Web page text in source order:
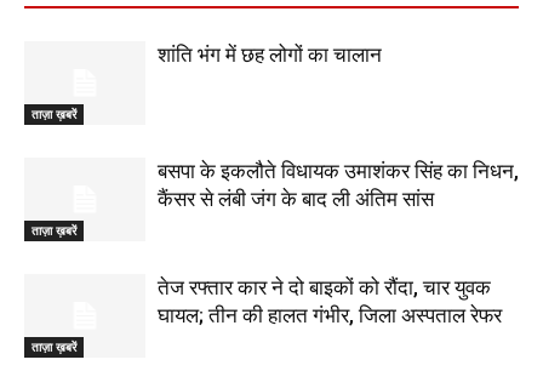
ताज़ा ख़बरें
शांति भंग में छह लोगों का चालान
ताज़ा ख़बरें
बसपा के इकलौते विधायक उमाशंकर सिंह का निधन,
कैंसर से लंबी जंग के बाद ली अंतिम सांस
ताज़ा ख़बरें
तेज रफ्तार कार ने दो बाइकों को रौंदा, चार युवक
घायल; तीन की हालत गंभीर, जिला अस्पताल रेफर